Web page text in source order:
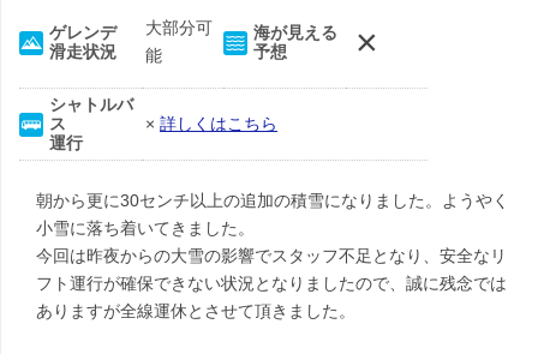
ゲレンデ
滑走状況
大部分可
能
海が見える
予想
×
シャトルバ
ス
運行
× 詳しくはこちら
朝から更に30センチ以上の追加の積雪になりました。ようやく
小雪に落ち着いてきました。
今回は昨夜からの大雪の影響でスタッフ不足となり、安全なリ
フト運行が確保できない状況となりましたので、誠に残念では
ありますが全線運休とさせて頂きました。